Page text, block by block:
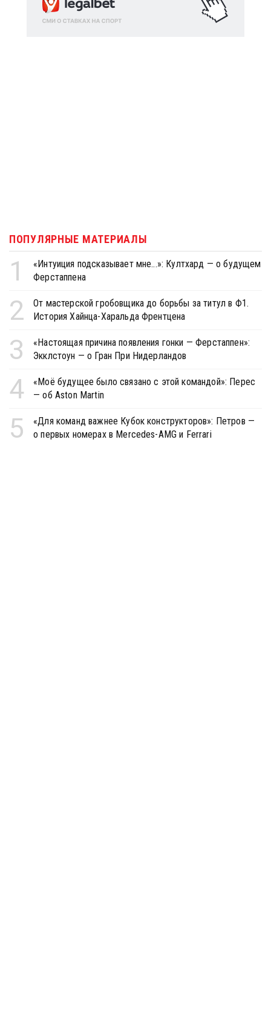
ПОПУЛЯРНЫЕ МАТЕРИАЛЫ
1
«Интуиция подсказывает мне...»: Култхард — о будущем
Ферстаппена
2
От мастерской гробовщика до борьбы за титул в Ф1.
История Хайнца-Харальда Френтцена
3
«Настоящая причина появления гонки — Ферстаппен»:
Экклстоун — о Гран При Нидерландов
4
«Моё будущее было связано с этой командой»: Перес
— об Aston Martin
5
«Для команд важнее Кубок конструкторов»: Петров —
о первых номерах в Mercedes-AMG и Ferrari